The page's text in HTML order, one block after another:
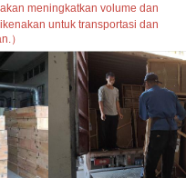
meningkatkan volume dan
untuk transportasi dan
）